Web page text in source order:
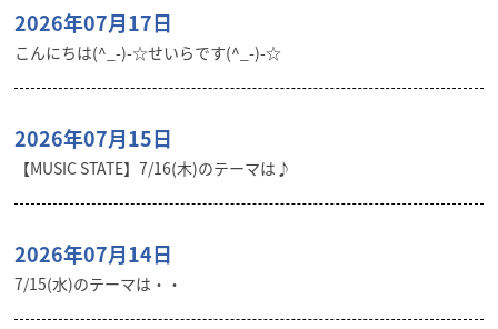
2026年07月17日
こんにちは(^_-)-☆せいらです(^_-)-☆
2026年07月15日
【MUSIC STATE】7/16(木)のテーマは♪
2026年07月14日
7/15(水)のテーマは・・